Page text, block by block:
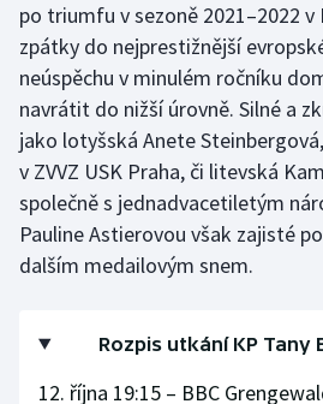
po triumfu v sezoně 2021–2022 v
zpátky do nejprestižnější
neúspěchu v minulém ročníku
navrátit do nižší úrovně. Silné a
jako lotyšská Anete
v ZVVZ USK Praha, či litevská
společně s jednadvacetiletým
Pauline Astierovou však zajisté
dalším medailovým snem.
Rozpis utkání KP Tany
12. října 19:15 – BBC